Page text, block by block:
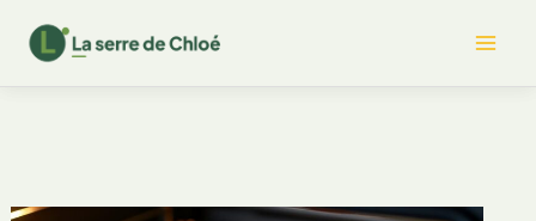
contenu